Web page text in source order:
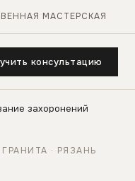
МАСТЕРСКАЯ
консультацию
захоронений
· РЯЗАНЬ